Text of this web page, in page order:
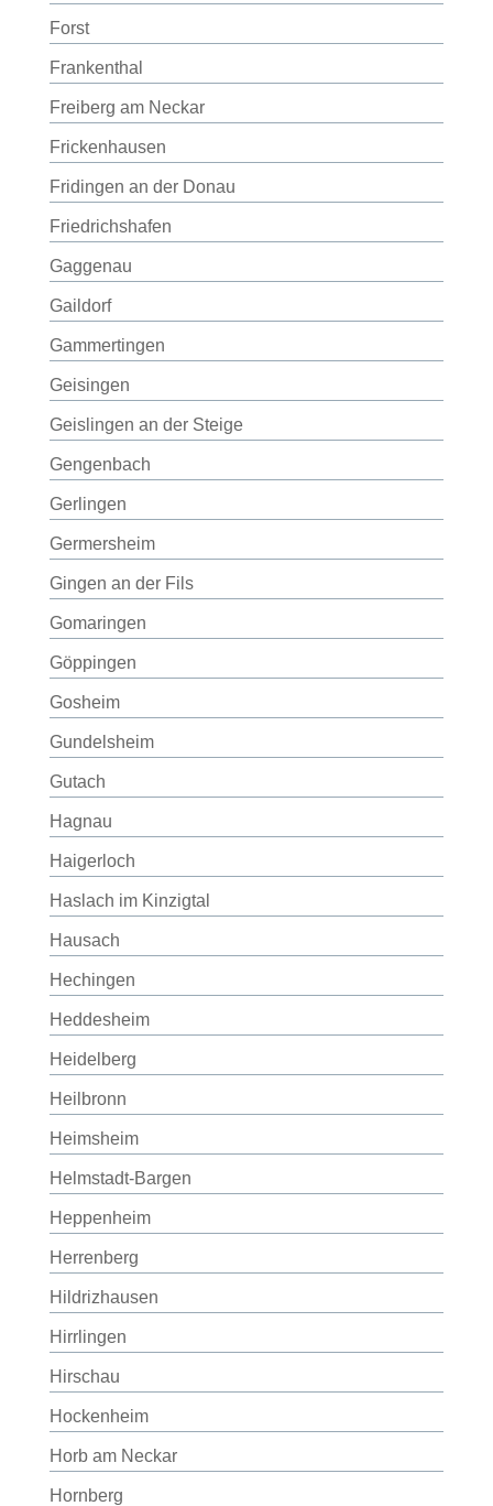
Forst
Frankenthal
Freiberg am Neckar
Frickenhausen
Fridingen an der Donau
Friedrichshafen
Gaggenau
Gaildorf
Gammertingen
Geisingen
Geislingen an der Steige
Gengenbach
Gerlingen
Germersheim
Gingen an der Fils
Gomaringen
Göppingen
Gosheim
Gundelsheim
Gutach
Hagnau
Haigerloch
Haslach im Kinzigtal
Hausach
Hechingen
Heddesheim
Heidelberg
Heilbronn
Heimsheim
Helmstadt-Bargen
Heppenheim
Herrenberg
Hildrizhausen
Hirrlingen
Hirschau
Hockenheim
Horb am Neckar
Hornberg